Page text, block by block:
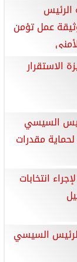
الرئيس
عمل تؤمن
الاستقرار
السيسي
مقدرات
2027 فرصة لإجراء انتخابات
السيسي